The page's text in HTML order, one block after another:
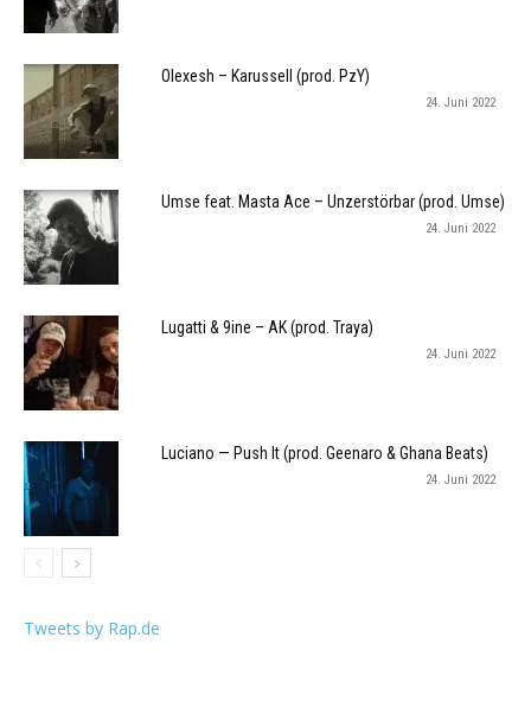
Olexesh – Karussell (prod. PzY)
24. Juni 2022
Umse feat. Masta Ace – Unzerstörbar (prod. Umse)
24. Juni 2022
Lugatti & 9ine – AK (prod. Traya)
24. Juni 2022
Luciano — Push It (prod. Geenaro & Ghana Beats)
24. Juni 2022
Tweets by Rap.de